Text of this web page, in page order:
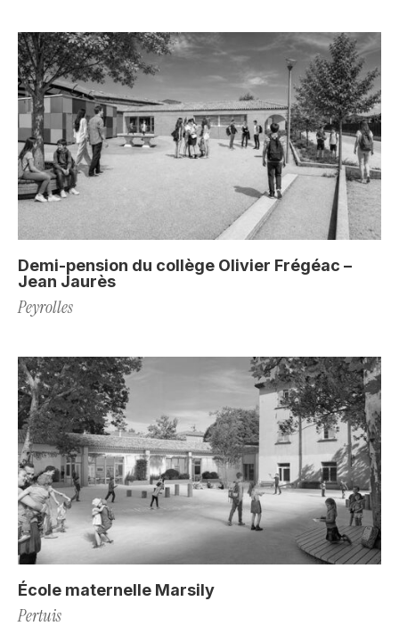
Demi-pension du collège Olivier Frégéac –
Jean Jaurès
Peyrolles
École maternelle Marsily
Pertuis